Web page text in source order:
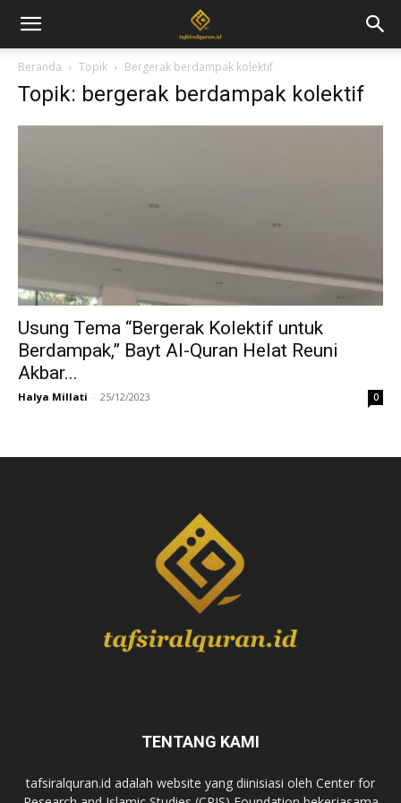
Beranda Topik Bergerak berdampak kolektif
Topik: bergerak berdampak kolektif
Usung Tema “Bergerak Kolektif untuk
Berdampak,” Bayt Al-Quran Helat Reuni
Akbar...
Halya Millati - 25/12/2023 0
TENTANG KAMI
tafsiralquran.id adalah website yang diinisiasi oleh Center for